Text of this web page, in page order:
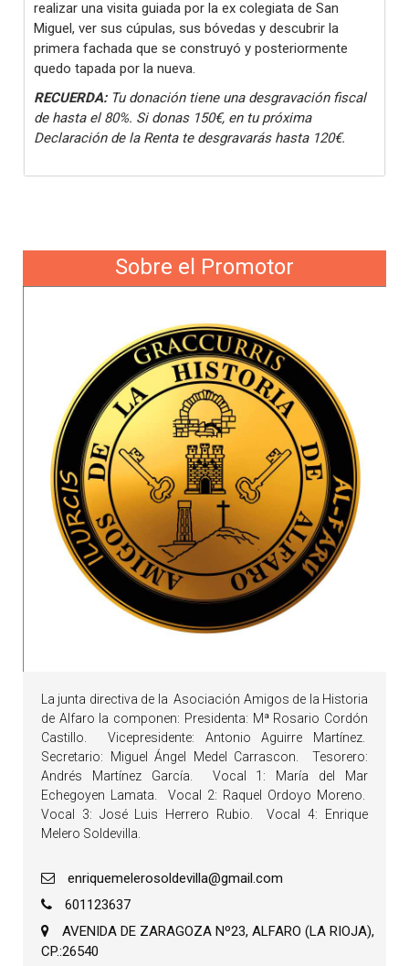
realizar una visita guiada por la ex colegiata de San
Miguel, ver sus cúpulas, sus bóvedas y descubrir la
primera fachada que se construyó y posteriormente
quedo tapada por la nueva.
RECUERDA:Tu donación tiene una desgravación fiscal
de hasta el 80%. Si donas 150€, en tu próxima
Declaración de la Renta te desgravarás hasta 120€.
Sobre el Promotor
La junta directiva de la Asociación Amigos de la Historia
de Alfaro la componen: Presidenta: Mª Rosario Cordón
Castillo. Vicepresidente: Antonio Aguirre Martínez.
Secretario: Miguel Ángel Medel Carrascon. Tesorero:
Andrés Martínez García. Vocal 1: María del Mar
Echegoyen Lamata. Vocal 2: Raquel Ordoyo Moreno.
Vocal 3: José Luis Herrero Rubio. Vocal 4: Enrique
Melero Soldevilla.
enriquemelerosoldevilla@gmail.com
601123637
AVENIDA DE ZARAGOZA Nº23, ALFARO (LA RIOJA),
CP.:26540